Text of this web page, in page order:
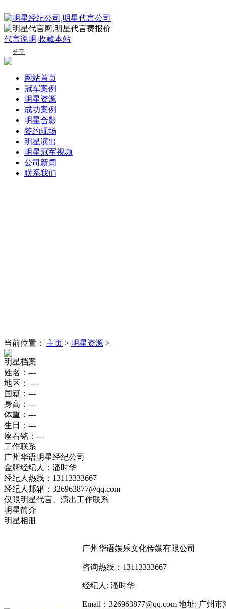
代言说明 收藏本站
分享
网站首页
冠军案例
明星资源
成功案例
明星合影
签约现场
明星演出
明星冠军视频
公司新闻
联系我们
当前位置： 主页 > 明星资源 >
明星档案
姓名：---
地区： ---
国籍：---
身高：---
体重：---
生日：---
座右铭：---
工作联系
广州华语明星经纪公司
金牌经纪人：潘时华
经纪人热线：13113333667
经纪人邮箱：326963877@qq.com
仅限明星代言、演出工作联系
明星简介
明星相册
广州华语娱乐文化传媒有限公司
咨询热线：13113333667
经纪人: 潘时华
Email：326963877@qq.com 地址: 广州市